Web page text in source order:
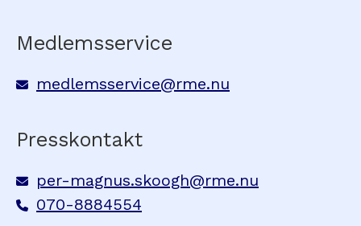
Medlemsservice
medlemsservice@rme.nu
Presskontakt
per-magnus.skoogh@rme.nu
070-8884554